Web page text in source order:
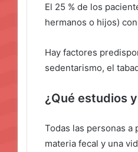
El 25 % de los
hermanos o hijos)
Hay factores
sedentarismo, el
¿Qué estudios
Todas las personas
materia fecal y una